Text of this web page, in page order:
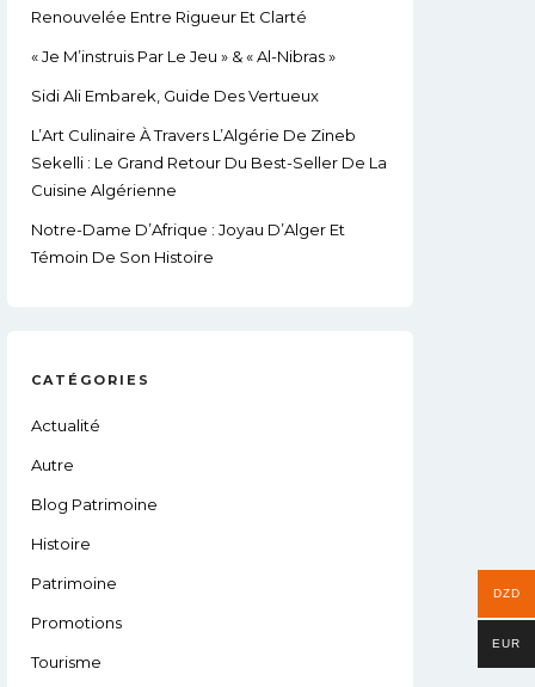
Renouvelée Entre Rigueur Et Clarté
« Je M’instruis Par Le Jeu » & « Al-Nibras »
Sidi Ali Embarek, Guide Des Vertueux
L’Art Culinaire À Travers L’Algérie De Zineb
Sekelli : Le Grand Retour Du Best-Seller De La
Cuisine Algérienne
Notre-Dame D’Afrique : Joyau D’Alger Et
Témoin De Son Histoire
CATÉGORIES
Actualité
Autre
Blog Patrimoine
Histoire
Patrimoine
Promotions
Tourisme
DZD
EUR